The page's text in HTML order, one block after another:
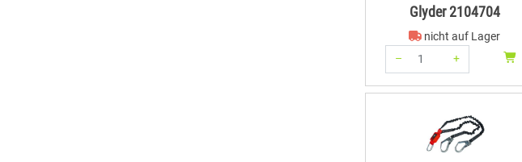
Glyder 2104704
nicht auf Lager
–
+